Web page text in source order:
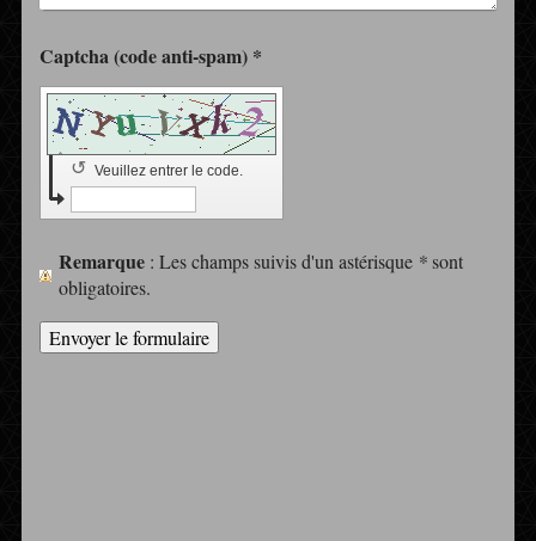
Captcha (code anti-spam) *
Veuillez entrer le code.
↺
Remarque : Les champs suivis d'un astérisque *sont
obligatoires.